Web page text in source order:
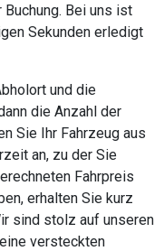
Bei uns ist
Sekunden erledigt
und die
die Anzahl der
Sie Ihr Fahrzeug aus
an, zu der Sie
Fahrpreis
erhalten Sie kurz
sind stolz auf unseren
versteckten